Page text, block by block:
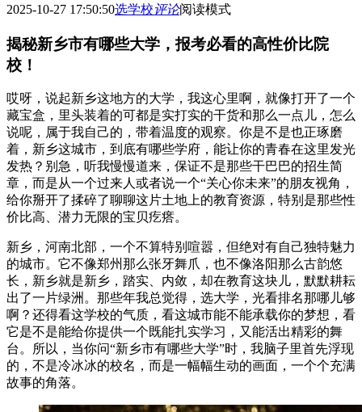
2025-10-27 17:50:50选学校评论阅读模式
揭秘新乡市有哪些大学，报考必看的高性价比院
校！
哎呀，说起新乡这地方的大学，我这心里啊，就像打开了一个
藏宝盒，里头装着的可都是实打实的干货和那么一点儿，怎么
说呢，属于我自己的，带着温度的观察。你是不是也正琢磨
着，新乡这城市，到底有哪些学府，能让你的青春在这里发光
发热？别急，听我慢慢道来，保证不是那些干巴巴的招生简
章，而是从一个过来人或者说一个“关心你未来”的朋友视角，
给你掰开了揉碎了聊聊这片土地上的教育资源，特别是那些性
价比高、潜力无限的宝贝疙瘩。
新乡，河南北部，一个不算特别喧嚣，但绝对有自己独特魅力
的城市。它不像郑州那么张牙舞爪，也不像洛阳那么古韵悠
长，新乡就是新乡，踏实、内敛，却在教育这块儿，默默耕耘
出了一片绿洲。那些年我总觉得，选大学，光看排名那哪儿够
啊？还得看这学校的气质，看这城市能不能承载你的梦想，看
它是不是能给你提供一个既能扎实学习，又能活出精彩的舞
台。所以，当你问“新乡市有哪些大学”时，我脑子里首先浮现
的，不是冷冰冰的校名，而是一幅幅生动的画面，一个个充满
故事的角落。